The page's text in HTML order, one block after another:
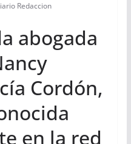
Redaccion
abogada
Cordón,
en la red